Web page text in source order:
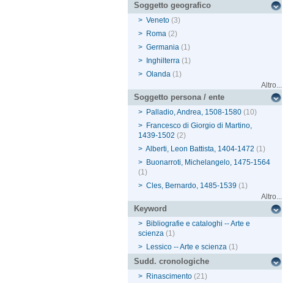
Soggetto geografico
> Veneto (3)
> Roma (2)
> Germania (1)
>
Inghilterra (1)
> Olanda (1)
Altro...
Soggetto persona / ente
> Palladio, Andrea, 1508-1580 (10)
> Francesco di Giorgio di Martino,
1439-1502 (2)
> Alberti, Leon Battista, 1404-1472 (1)
> Buonarroti, Michelangelo, 1475-1564
(1)
> Cles, Bernardo, 1485-1539 (1)
Altro...
Keyword
> Bibliografie e cataloghi -- Arte e
scienza (1)
> Lessico -- Arte e scienza (1)
Sudd. cronologiche
> Rinascimento (21)